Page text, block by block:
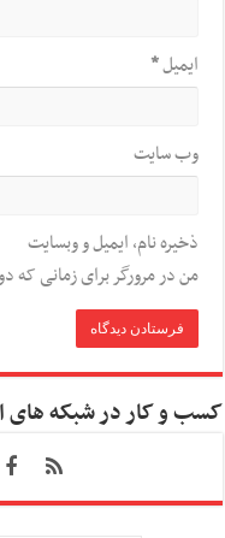
ایمیل*
وب‌ سایت
ذخیره نام، ایمیل و وبسایت
من در مرورگر برای زمانی که
کسب و کار در شبکه های